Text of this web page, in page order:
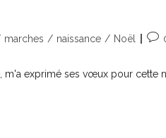
marches / naissance / Noël
exprimé ses vœux pour cette